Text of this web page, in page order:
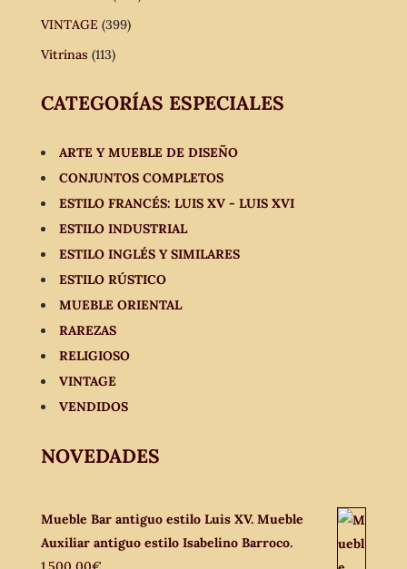
VINTAGE (399)
Vitrinas (113)
CATEGORÍAS ESPECIALES
ARTE Y MUEBLE DE DISEÑO
CONJUNTOS COMPLETOS
ESTILO FRANCÉS: LUIS XV - LUIS XVI
ESTILO INDUSTRIAL
ESTILO INGLÉS Y SIMILARES
ESTILO RÚSTICO
MUEBLE ORIENTAL
RAREZAS
RELIGIOSO
VINTAGE
VENDIDOS
NOVEDADES
Mueble Bar antiguo estilo Luis XV. Mueble
Auxiliar antiguo estilo Isabelino Barroco.